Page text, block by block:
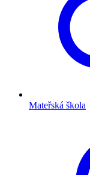
Mateřská škola